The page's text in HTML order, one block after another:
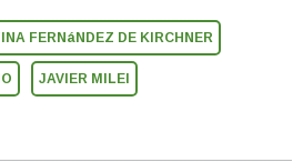
FERNáNDEZ DE KIRCHNER
JAVIER MILEI